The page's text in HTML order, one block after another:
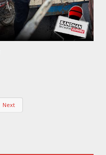
Next